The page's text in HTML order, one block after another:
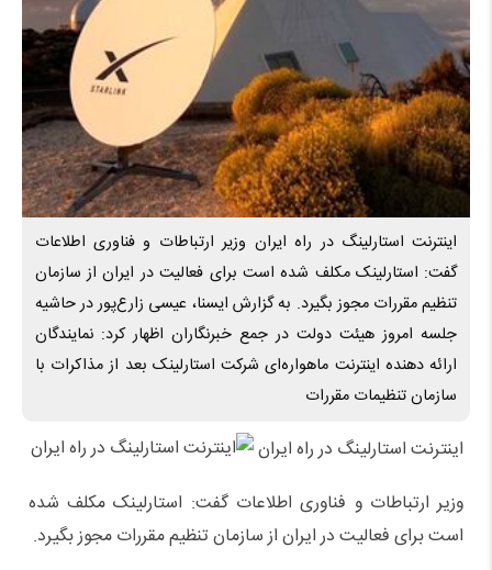
اینترنت استارلینگ در راه ایران وزیر ارتباطات و فناوری اطلاعات
گفت: استارلینک مکلف شده است برای فعالیت در ایران از سازمان
تنظیم مقررات مجوز بگیرد. به گزارش ایسنا، عیسی زارع‌پور در حاشیه
جلسه امروز هیئت دولت در جمع خبرنگاران اظهار کرد: نمایندگان
ارائه دهنده اینترنت ماهواره‌ای شرکت استارلینک بعد از مذاکرات با
سازمان تنظیمات مقررات
اینترنت استارلینگ در راه ایران
وزیر ارتباطات و فناوری اطلاعات گفت: استارلینک مکلف شده
است برای فعالیت در ایران از سازمان تنظیم مقررات مجوز بگیرد.